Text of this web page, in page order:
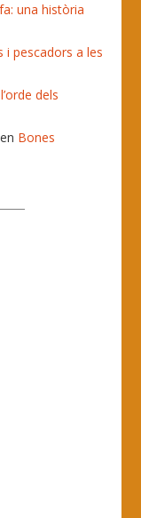
una història
i pescadors a les
dels
en Bones